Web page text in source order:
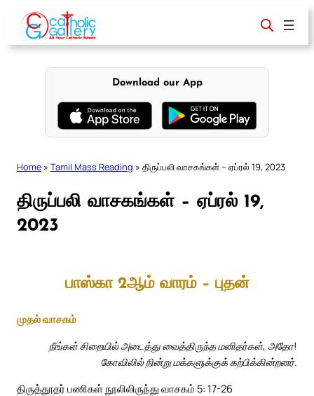
content
Download our App
Home » Tamil Mass Reading » திருப்பலி வாசகங்கள் – ஏப்ரல் 19, 2023
திருப்பலி வாசகங்கள் – ஏப்ரல் 19,
2023
பாஸ்கா 2ஆம் வாரம் – புதன்
முதல் வாசகம்
நீங்கள் சிறையில் அடைத்து வைத்திருந்த மனிதர்கள், அதோ!
கோவிலில் நின்று மக்களுக்குக் கற்பிக்கின்றனர்.
திருத்தூதர் பணிகள் நூலிலிருந்து வாசகம் 5: 17-26